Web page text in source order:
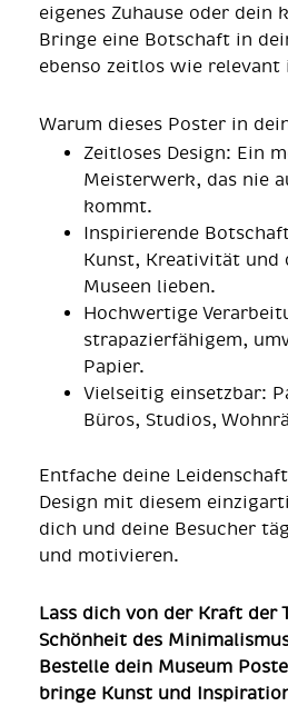
eigenes Zuhause oder dein
Bringe eine Botschaft in
ebenso zeitlos wie relevant
Warum dieses Poster in
Zeitloses Design: Ein
Meisterwerk, das nie
kommt.
Inspirierende
Kunst, Kreativität und
Museen lieben.
Hochwertige
strapazierfähigem,
Papier.
Vielseitig einsetzbar:
Büros, Studios,
Entfache deine
Design mit diesem
dich und deine Besucher
und motivieren.
Lass dich von der Kraft der
Schönheit des
Bestelle dein Museum
bringe Kunst und